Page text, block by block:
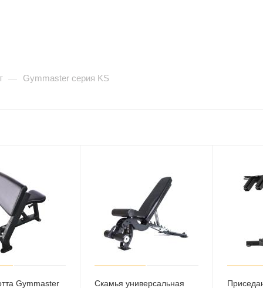
— Gymmaster серия KS
Gymmaster Скамья универсальная